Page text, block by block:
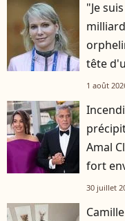
"Je
tête
1 août
Amal
fort
30 juillet